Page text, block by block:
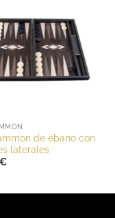
de ébano con
laterales